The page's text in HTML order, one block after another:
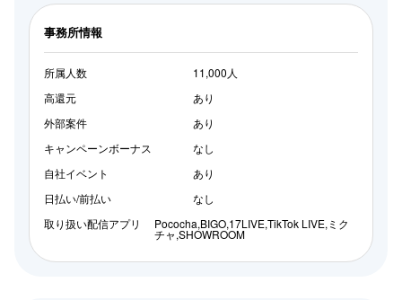
事務所情報
所属人数
11,000人
高還元
あり
外部案件
あり
キャンペーンボーナス
なし
自社イベント
あり
日払い/前払い
なし
取り扱い配信アプリ
Pococha,BIGO,17LIVE,TikTok LIVE,ミク
チャ,SHOWROOM